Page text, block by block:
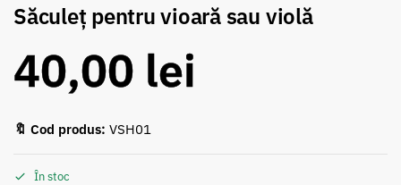
Săculeț pentru vioară sau violă
40,00 lei
🔖 Cod produs: VSH01
În stoc